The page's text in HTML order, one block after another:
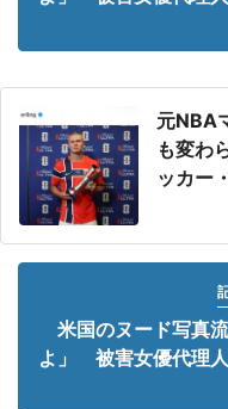
元NBA
も変わ
ッカー
米国のヌード写真
よ」 被害女優代理